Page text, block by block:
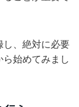
し、絶対に必要
始めてみまし